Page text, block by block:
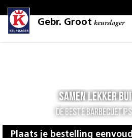
Gebr. Groot keurslager
Samen lekker
De beste
Plaats je bestelling